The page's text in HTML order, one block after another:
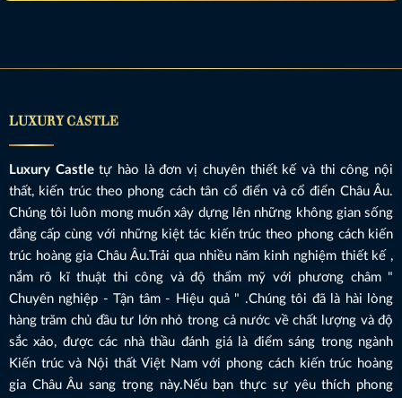
LUXURY CASTLE
Luxury Castletự hào là đơn vị chuyên thiết kế và thi công nội
thất, kiến trúc theo phong cách tân cổ điển và cổ điển Châu Âu.
Chúng tôi luôn mong muốn xây dựng lên những không gian sống
đẳng cấp cùng với những kiệt tác kiến trúc theo phong cách kiến
trúc hoàng gia Châu Âu.Trải qua nhiều năm kinh nghiệm thiết kế ,
nắm rõ kĩ thuật thi công và độ thẩm mỹ với phương châm "
Chuyên nghiệp - Tận tâm - Hiệu quả " .Chúng tôi đã là hài lòng
hàng trăm chủ đầu tư lớn nhỏ trong cả nước về chất lượng và độ
sắc xảo, được các nhà thầu đánh giá là điểm sáng trong ngành
Kiến trúc và Nội thất Việt Nam với phong cách kiến trúc hoàng
gia Châu Âu sang trọng này.Nếu bạn thực sự yêu thích phong